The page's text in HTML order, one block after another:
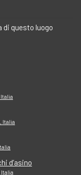
di questo luogo
Italia
Italia
d’asino
Italia